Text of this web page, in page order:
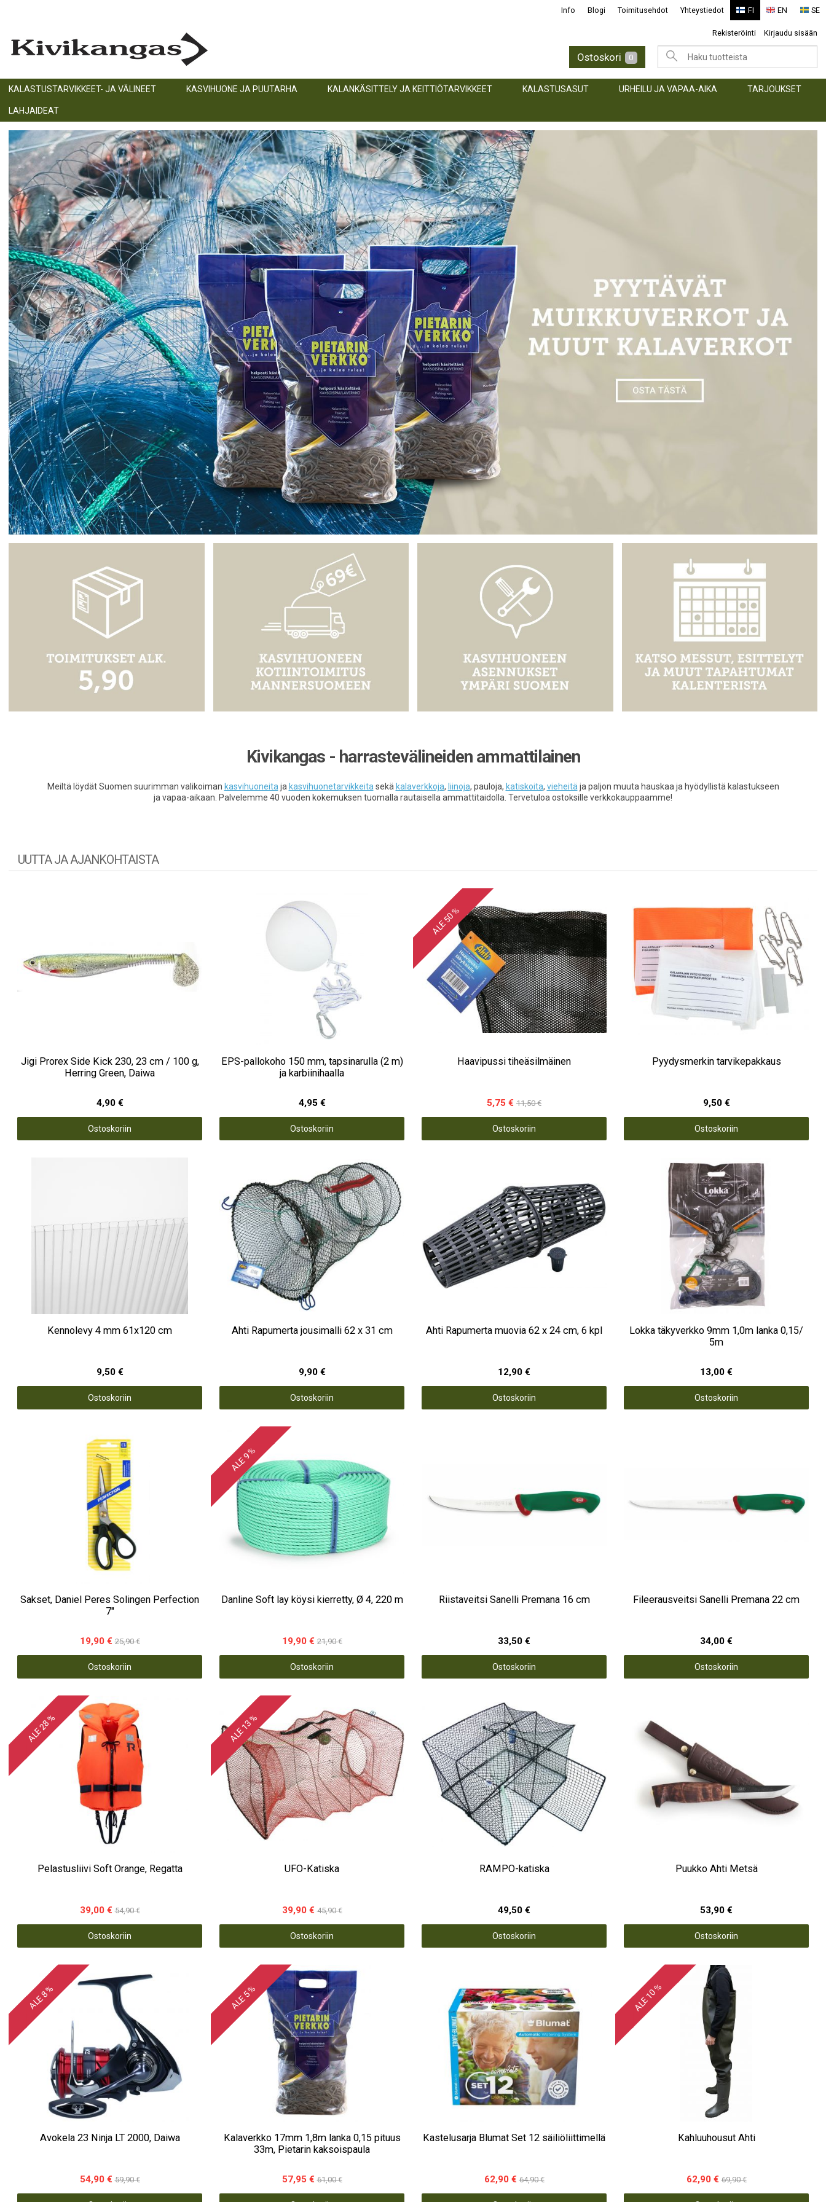
FI EN SE
Info Blogi Toimitusehdot Yhteystiedot
Rekisteröinti Kirjaudu sisään
Ostoskori 0
KALASTUSTARVIKKEET- JA VÄLINEET KASVIHUONE JA PUUTARHA KALANKÄSITTELY JA KEITTIÖTARVIKKEET KALASTUSASUT URHEILU JA VAPAA-AIKA TARJOUKSET
LAHJAIDEAT
Kivikangas - harrastevälineiden ammattilainen
Meiltä löydät Suomen suurimman valikoiman kasvihuoneita ja kasvihuonetarvikkeita sekä kalaverkkoja, liinoja, pauloja, katiskoita, vieheitä ja paljon muuta hauskaa ja hyödyllistä kalastukseen
ja vapaa-aikaan. Palvelemme 40 vuoden kokemuksen tuomalla rautaisella ammattitaidolla. Tervetuloa ostoksille verkkokauppaamme!
UUTTA JA AJANKOHTAISTA
Jigi Prorex Side Kick 230, 23 cm / 100 g,
Herring Green, Daiwa
4,90 €
Ostoskoriin
EPS-pallokoho 150 mm, tapsinarulla (2 m)
ja karbiinihaalla
4,95 €
Ostoskoriin
ALE 50 %
Haavipussi tiheäsilmäinen
5,75 € 11,50 €
Ostoskoriin
Pyydysmerkin tarvikepakkaus
9,50 €
Ostoskoriin
Kennolevy 4 mm 61x120 cm
9,50 €
Ostoskoriin
Ahti Rapumerta jousimalli 62 x 31 cm
9,90 €
Ostoskoriin
Ahti Rapumerta muovia 62 x 24 cm, 6 kpl
12,90 €
Ostoskoriin
Lokka täkyverkko 9mm 1,0m lanka 0,15/
5m
13,00 €
Ostoskoriin
Sakset, Daniel Peres Solingen Perfection
7"
19,90 € 25,90 €
Ostoskoriin
ALE 9 %
Danline Soft lay köysi kierretty, Ø 4, 220 m
19,90 € 21,90 €
Ostoskoriin
Riistaveitsi Sanelli Premana 16 cm
33,50 €
Ostoskoriin
Fileerausveitsi Sanelli Premana 22 cm
34,00 €
Ostoskoriin
ALE 28 %
Pelastusliivi Soft Orange, Regatta
39,00 € 54,90 €
Ostoskoriin
ALE 13 %
UFO-Katiska
39,90 € 45,90 €
Ostoskoriin
RAMPO-katiska
49,50 €
Ostoskoriin
Puukko Ahti Metsä
53,90 €
Ostoskoriin
ALE 8 %
Avokela 23 Ninja LT 2000, Daiwa
54,90 € 59,90 €
ALE 5 %
Kalaverkko 17mm 1,8m lanka 0,15 pituus
33m, Pietarin kaksoispaula
57,95 € 61,00 €
Kastelusarja Blumat Set 12 säiliöliittimellä
62,90 € 64,90 €
ALE 10 %
Kahluuhousut Ahti
62,90 € 69,90 €